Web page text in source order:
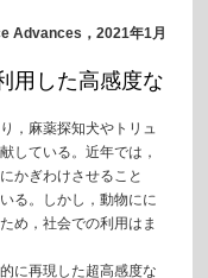
Advances，2021年1月
用した高感度な
，麻薬探知犬やトリュ
している。近年では，
かぎわけさせること
る。しかし，動物にに
め，社会での利用はま
に再現した超高感度な